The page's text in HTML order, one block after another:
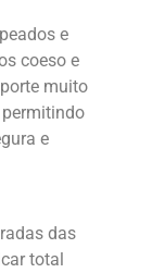
e
coeso e
muito
e
das
total